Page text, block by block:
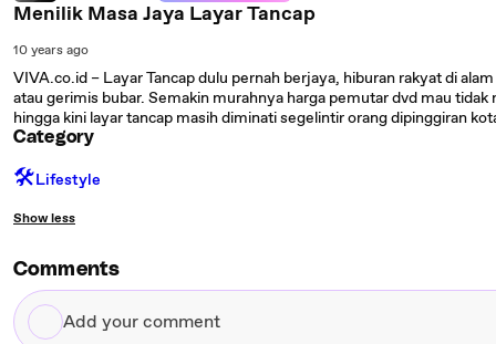
Menilik Masa Jaya Layar Tancap
10 years ago
VIVA.co.id – Layar Tancap dulu pernah berjaya, hiburan rakyat di
atau gerimis bubar. Semakin murahnya harga pemutar dvd mau
hingga kini layar tancap masih diminati segelintir orang dipinggiran
Category
🛠️Lifestyle
Show less
Comments
Add